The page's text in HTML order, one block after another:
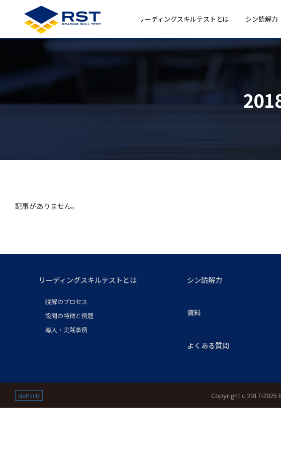
リーディングスキルテストとは シン読解力
記事がありません。
リーディングスキルテストとは
読解のプロセス
設問の特徴と例題
導入・実践事例
シン読解力
資料
よくある質問
staff only Copyright c 2017-